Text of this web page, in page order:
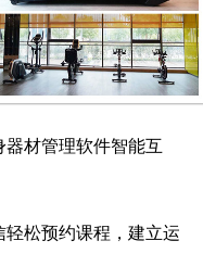
材管理软件智能互
松预约课程，建立运